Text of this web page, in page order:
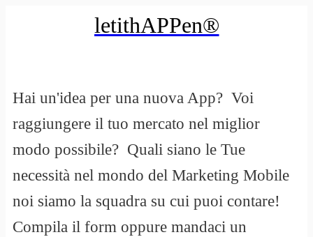
letithAPPen®
Hai un'idea per una nuova App? Voi
raggiungere il tuo mercato nel miglior
modo possibile? Quali siano le Tue
necessità nel mondo del Marketing Mobile
noi siamo la squadra su cui puoi contare!
Compila il form oppure mandaci un